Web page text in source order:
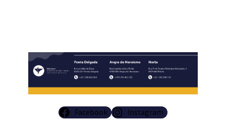
Facebook Instagram